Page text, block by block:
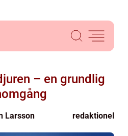
– en grundlig
Larsson redaktionel